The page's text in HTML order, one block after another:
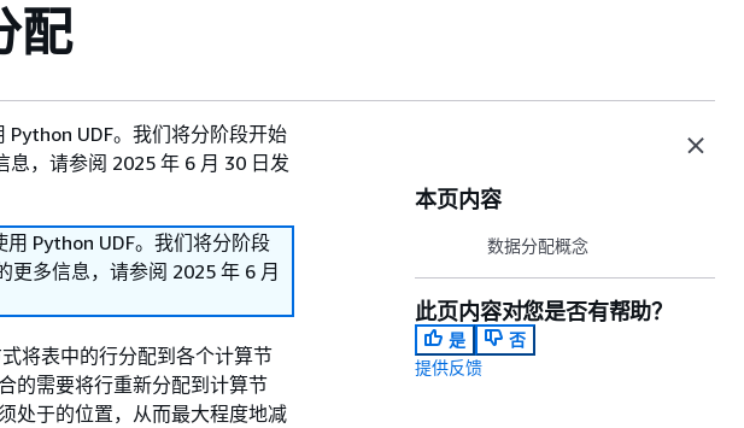
配
UDF。我们将分阶段开始
，请参阅 2025 年 6 月 30 日发
Python UDF。我们将分阶段
多信息，请参阅 2025 年 6 月
将表中的行分配到各个计算节
的需要将行重新分配到计算节
处于的位置，从而最大程度地减
本页内容
数据分配概念
此页内容对您是否有帮助？
是
否
提供反馈